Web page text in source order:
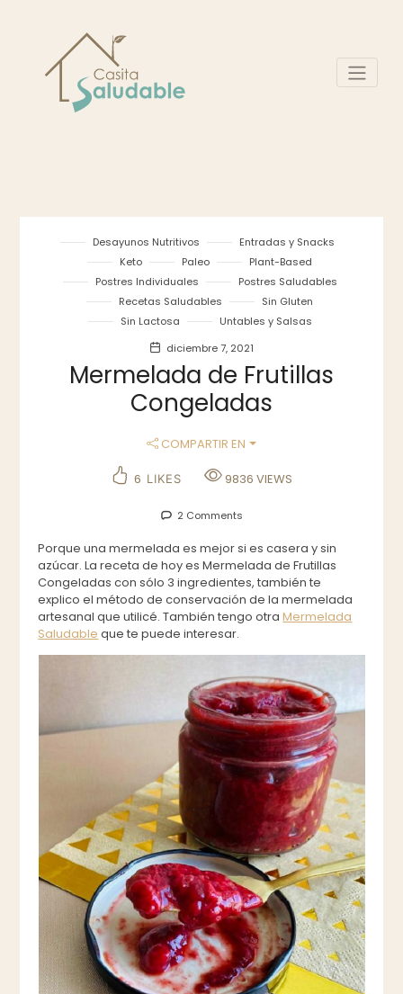
Desayunos Nutritivos
Entradas y Snacks
Keto
Paleo
Plant-Based
Postres Individuales
Postres Saludables
Recetas Saludables
Sin Gluten
Sin Lactosa
Untables y Salsas
diciembre 7, 2021
Mermelada de Frutillas
Congeladas
COMPARTIR EN
6 LIKES 9836 VIEWS
2 Comments
Porque una mermelada es mejor si es casera y sin
azúcar. La receta de hoy es Mermelada de Frutillas
Congeladas con sólo 3 ingredientes, también te
explico el método de conservación de la mermelada
artesanal que utilicé. También tengo otraMermelada
Saludable que te puede interesar.